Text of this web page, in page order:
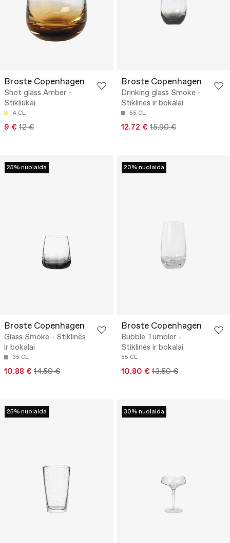
Broste Copenhagen
Shot glass Amber -
Stikliukai
4 CL
9 € 12 €
Broste Copenhagen
Drinking glass Smoke -
Stiklinės ir bokalai
55 CL
12.72 € 15.90 €
25% nuolaida
Broste Copenhagen
Glass Smoke - Stiklinės
ir bokalai
35 CL
10.88 € 14.50 €
20% nuolaida
Broste Copenhagen
Bubble Tumbler -
Stiklinės ir bokalai
55 CL
10.80 € 13.50 €
25% nuolaida 30% nuolaida